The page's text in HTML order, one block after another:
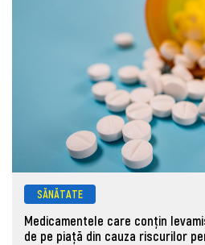
SĂNĂTATE
Medicamentele care conțin
de pe piaţă din cauza riscurilor